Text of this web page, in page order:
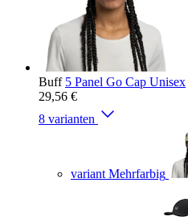
Buff 5 Panel Go Cap Unisex
29,56 €
8 varianten
variant Mehrfarbig